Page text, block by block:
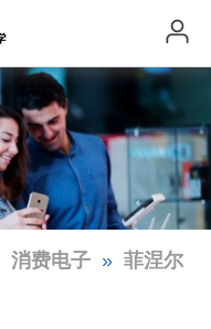
消费电子 » 菲涅尔